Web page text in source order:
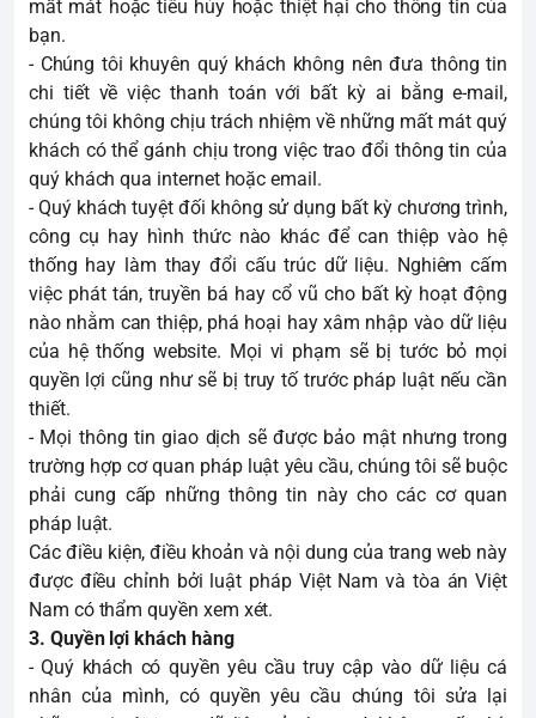
mất mát hoặc tiêu hủy hoặc thiệt hại cho thông tin của
bạn.
- Chúng tôi khuyên quý khách không nên đưa thông tin
chi tiết về việc thanh toán với bất kỳ ai bằng e-mail,
chúng tôi không chịu trách nhiệm về những mất mát quý
khách có thể gánh chịu trong việc trao đổi thông tin của
quý khách qua internet hoặc email.
- Quý khách tuyệt đối không sử dụng bất kỳ chương trình,
công cụ hay hình thức nào khác để can thiệp vào hệ
thống hay làm thay đổi cấu trúc dữ liệu. Nghiêm cấm
việc phát tán, truyền bá hay cổ vũ cho bất kỳ hoạt động
nào nhằm can thiệp, phá hoại hay xâm nhập vào dữ liệu
của hệ thống website. Mọi vi phạm sẽ bị tước bỏ mọi
quyền lợi cũng như sẽ bị truy tố trước pháp luật nếu cần
thiết.
- Mọi thông tin giao dịch sẽ được bảo mật nhưng trong
trường hợp cơ quan pháp luật yêu cầu, chúng tôi sẽ buộc
phải cung cấp những thông tin này cho các cơ quan
pháp luật.
Các điều kiện, điều khoản và nội dung của trang web này
được điều chỉnh bởi luật pháp Việt Nam và tòa án Việt
Nam có thẩm quyền xem xét.
3. Quyền lợi khách hàng
- Quý khách có quyền yêu cầu truy cập vào dữ liệu cá
nhân của mình, có quyền yêu cầu chúng tôi sửa lại